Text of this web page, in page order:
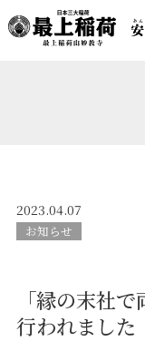
2023.04.07
お知らせ
「縁の末社
行われました